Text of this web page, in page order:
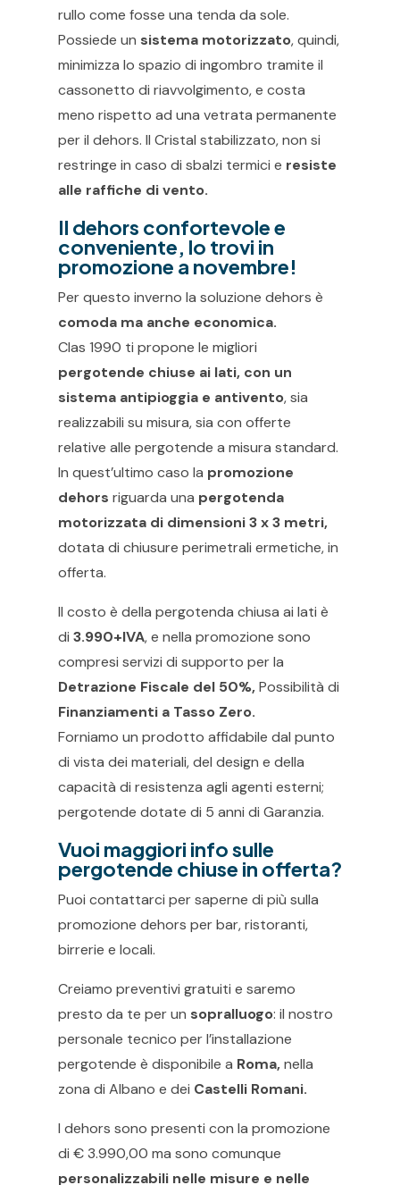
rullo come fosse una tenda da sole.
Possiede un sistema motorizzato, quindi,
minimizza lo spazio di ingombro tramite il
cassonetto di riavvolgimento, e costa
meno rispetto ad una vetrata permanente
per il dehors. Il Cristal stabilizzato, non si
restringe in caso di sbalzi termici e resiste
alle raffiche di vento.
Il dehors confortevole e
conveniente, lo trovi in
promozione a novembre!
Per questo inverno la soluzione dehors è
comoda ma anche economica.
Clas 1990 ti propone le migliori
pergotende chiuse ai lati, con un
sistema antipioggia e antivento, sia
realizzabili su misura, sia con offerte
relative alle pergotende a misura standard.
In quest’ultimo caso la promozione
dehors riguarda una pergotenda
motorizzata di dimensioni 3 x 3 metri,
dotata di chiusure perimetrali ermetiche, in
offerta.
Il costo è della pergotenda chiusa ai lati è
di 3.990+IVA, e nella promozione sono
compresi servizi di supporto per la
Detrazione Fiscale del 50%,Possibilità di
Finanziamenti a Tasso Zero.
Forniamo un prodotto affidabile dal punto
di vista dei materiali, del design e della
capacità di resistenza agli agenti esterni;
pergotende dotate di 5 anni di Garanzia.
Vuoi maggiori info sulle
pergotende chiuse in offerta?
Puoi contattarci per saperne di più sulla
promozione dehors per bar, ristoranti,
birrerie e locali.
Creiamo preventivi gratuiti e saremo
presto da te per un sopralluogo: il nostro
personale tecnico per l’installazione
pergotende è disponibile a Roma,nella
zona di Albano e dei Castelli Romani.
I dehors sono presenti con la promozione
di € 3.990,00 ma sono comunque
personalizzabili nelle misure e nelle